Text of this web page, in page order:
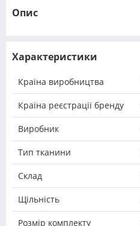
Опис
Характеристики
Країна виробництва
Країна реєстрації бренду
Виробник
Тип тканини
Склад
Щільність
Розмір комплекту